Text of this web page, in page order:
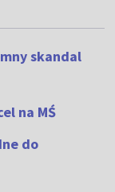
skandal
na MŚ
do